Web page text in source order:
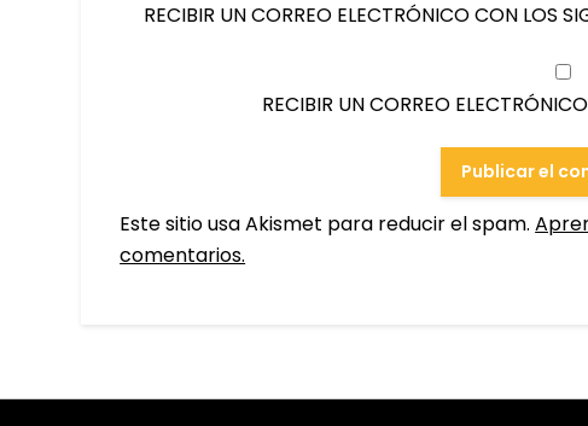
RECIBIR UN CORREO ELECTRÓNICO CON LOS
RECIBIR UN CORREO
Este sitio usa Akismet para reducir el spam.
comentarios.